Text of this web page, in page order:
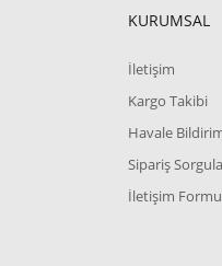
KURUMSAL
İletişim
Kargo Takibi
Havale
Sipariş Sorgula
İletişim Formu